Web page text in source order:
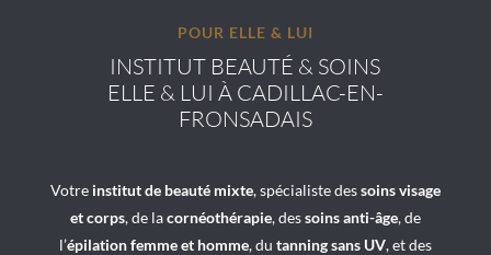
POUR ELLE & LUI
INSTITUT BEAUTÉ & SOINS
ELLE & LUI À CADILLAC-EN-
FRONSADAIS
Votre institut de beauté mixte, spécialiste dessoins visage
et corps, de lacornéothérapie, dessoins anti-âge, de
l’épilation femme et homme, du tanning sans UV, et des